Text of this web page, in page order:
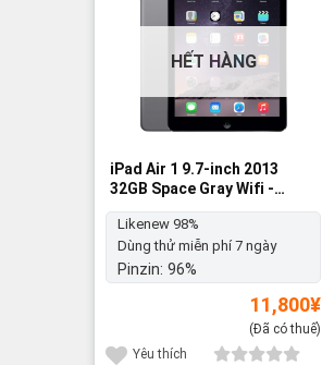
HẾT HÀNG
iPad Air 1 9.7-inch 2013
32GB Space Gray Wifi -
Likenew 98%
Likenew 98%
Dùng thử miễn phí 7 ngày
Pinzin: 96%
11,800¥
(Đã có thuế)
Yêu thích